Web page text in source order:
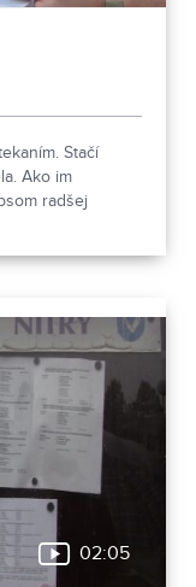
Stačí
Ako im
radšej
02:05